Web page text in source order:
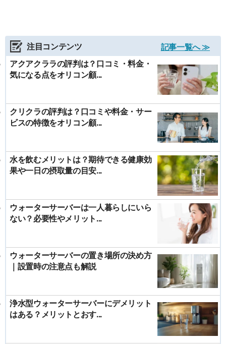
注目コンテンツ
記事一覧へ ≫
アクアクララの評判は？口コミ・料金・
気になる点をオリコン顧...
クリクラの評判は？口コミや料金・サー
ビスの特徴をオリコン顧...
水を飲むメリットは？期待できる健康効
果や一日の摂取量の目安...
ウォーターサーバーは一人暮らしにいら
ない？必要性やメリット...
ウォーターサーバーの置き場所の決め方
｜設置時の注意点も解説
浄水型ウォーターサーバーにデメリット
はある？メリットとおす...